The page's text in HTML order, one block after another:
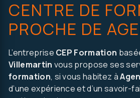
CENTRE DE
PROCHE DE
L’entreprise CEP Formation
Villemartin vous propose ses
formation, si vous habitez àAgen
d’une expérience et d’un savoir-